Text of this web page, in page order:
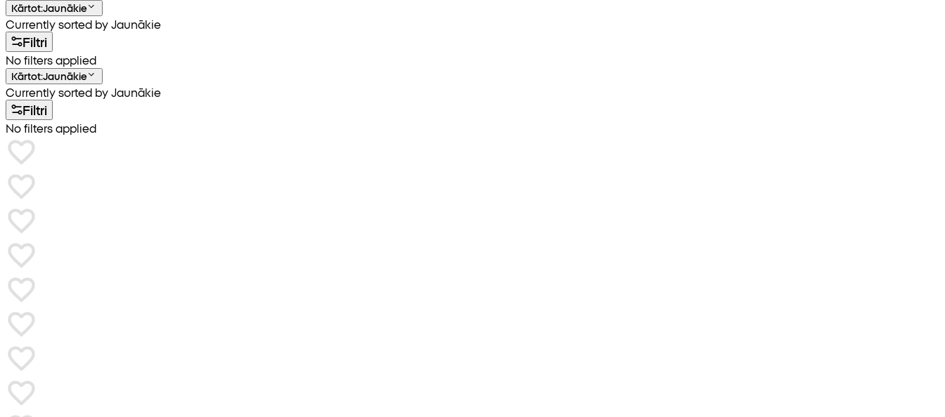
Kārtot:Jaunākie
Currently sorted by Jaunākie
Filtri
No filters applied
Kārtot:Jaunākie
Currently sorted by Jaunākie
Filtri
No filters applied